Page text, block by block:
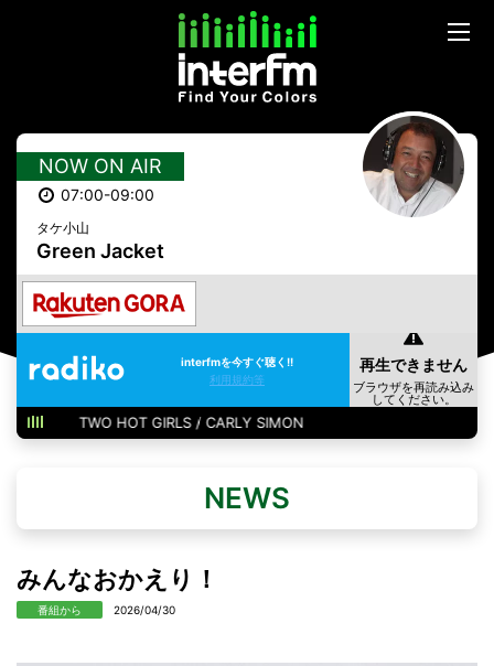
NOW ON AIR
07:00-09:00
タケ小山
Green Jacket
interfmを今すぐ聴く!!
利用規約等
TWO HOT GIRLS / CARLY SIMON
NEWS
みんなおかえり！
番組から 2026/04/30